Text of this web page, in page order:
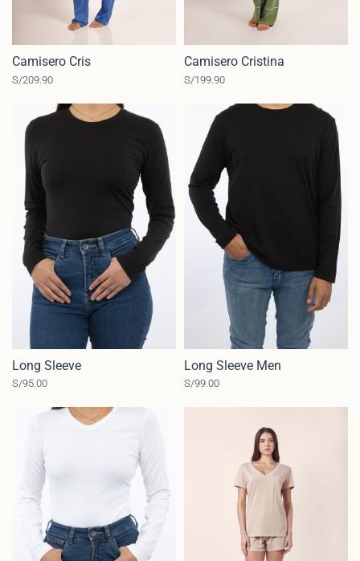
Camisero Cris
S/209.90
Camisero Cristina
S/199.90
Long Sleeve
S/95.00
Long Sleeve Men
S/99.00